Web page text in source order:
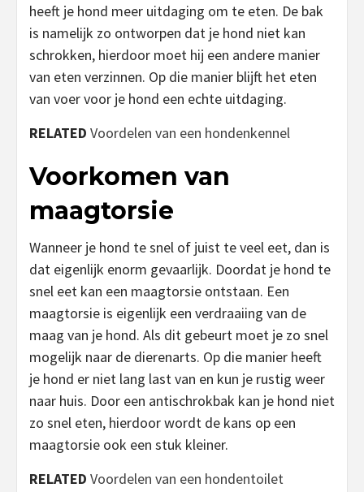
heeft je hond meer uitdaging om te eten. De bak
is namelijk zo ontworpen dat je hond niet kan
schrokken, hierdoor moet hij een andere manier
van eten verzinnen. Op die manier blijft het eten
van voer voor je hond een echte uitdaging.
RELATED Voordelen van een hondenkennel
Voorkomen van
maagtorsie
Wanneer je hond te snel of juist te veel eet, dan is
dat eigenlijk enorm gevaarlijk. Doordat je hond te
snel eet kan een maagtorsie ontstaan. Een
maagtorsie is eigenlijk een verdraaiing van de
maag van je hond. Als dit gebeurt moet je zo snel
mogelijk naar de dierenarts. Op die manier heeft
je hond er niet lang last van en kun je rustig weer
naar huis. Door een antischrokbak kan je hond niet
zo snel eten, hierdoor wordt de kans op een
maagtorsie ook een stuk kleiner.
RELATED Voordelen van een hondentoilet